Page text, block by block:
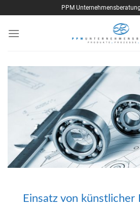
content
PPM Unternehmensberatung
Einsatz von künstlicher